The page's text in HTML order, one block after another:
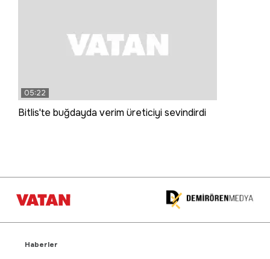
05:22
Bitlis'te buğdayda verim üreticiyi sevindirdi
Haberler